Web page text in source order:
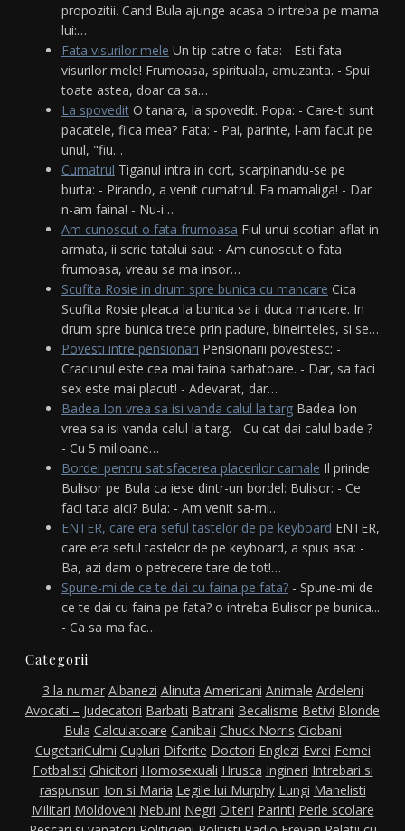
propozitii. Cand Bula ajunge acasa o intreba pe mama
lui:…
Fata visurilor mele Un tip catre o fata: - Esti fata
visurilor mele! Frumoasa, spirituala, amuzanta. - Spui
toate astea, doar ca sa…
La spovedit O tanara, la spovedit. Popa: - Care-ti sunt
pacatele, fiica mea? Fata: - Pai, parinte, l-am facut pe
unul, "fiu…
Cumatrul Tiganul intra in cort, scarpinandu-se pe
burta: - Pirando, a venit cumatrul. Fa mamaliga! - Dar
n-am faina! - Nu-i…
Am cunoscut o fata frumoasa Fiul unui scotian aflat in
armata, ii scrie tatalui sau: - Am cunoscut o fata
frumoasa, vreau sa ma insor…
Scufita Rosie in drum spre bunica cu mancare Cica
Scufita Rosie pleaca la bunica sa ii duca mancare. In
drum spre bunica trece prin padure, bineinteles, si se…
Povesti intre pensionari Pensionarii povestesc: -
Craciunul este cea mai faina sarbatoare. - Dar, sa faci
sex este mai placut! - Adevarat, dar…
Badea Ion vrea sa isi vanda calul la targ Badea Ion
vrea sa isi vanda calul la targ. - Cu cat dai calul bade ?
- Cu 5 milioane…
Bordel pentru satisfacerea placerilor carnale Il prinde
Bulisor pe Bula ca iese dintr-un bordel: Bulisor: - Ce
faci tata aici? Bula: - Am venit sa-mi…
ENTER, care era seful tastelor de pe keyboard ENTER,
care era seful tastelor de pe keyboard, a spus asa: -
Ba, azi dam o petrecere tare de tot!…
Spune-mi de ce te dai cu faina pe fata? - Spune-mi de
ce te dai cu faina pe fata? o intreba Bulisor pe bunica...
- Ca sa ma fac…
Categorii
3 la numar Albanezi Alinuta Americani Animale Ardeleni
Avocati – Judecatori Barbati Batrani Becalisme Betivi Blonde
Bula Calculatoare Canibali Chuck Norris Ciobani
CugetariCulmi Cupluri Diferite Doctori Englezi Evrei Femei
Fotbalisti Ghicitori Homosexuali Hrusca Ingineri Intrebari si
raspunsuri Ion si Maria Legile lui Murphy Lungi Manelisti
Militari Moldoveni Nebuni Negri Olteni Parinti Perle scolare